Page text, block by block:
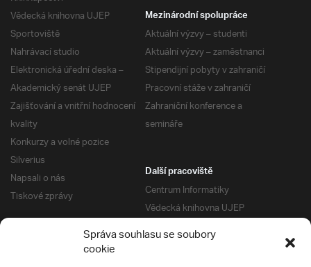
Správa souhlasu se soubory
cookie
Vědecká knihovna UJEP
Sportoviště
Nahrávací studio
Elektronická úřední deska –
Akademický senát UJEP
Zajišťování a vnitřní hodnocení
kvality
Konkurzy a volné pozice
Silverius
Napsali o nás
Tiskové zprávy
Mezinárodní spolupráce
Aktuální výzvy – studenti
Aktuální výzvy – zaměstnanci
Stipendijní pobyty v zahraničí
Pracovní stáže v zahraničí
Zahraniční konference a
semináře
Další pracoviště
Centrum Informatiky
Vědecká knihovna UJEP
Správa kolejí a menz
Univerzitní centrum podpory